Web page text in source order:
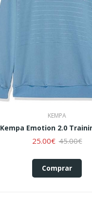
KEMPA
Kempa Emotion 2.0
25.00€ 45.00€
Comprar